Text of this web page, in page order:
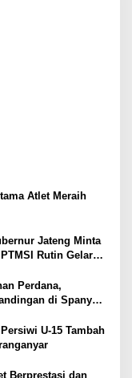
Atlet Meraih
Jateng Minta
Rutin Gelar
Perdana,
di Spanyol
U-15 Tambah
Berprestasi dan